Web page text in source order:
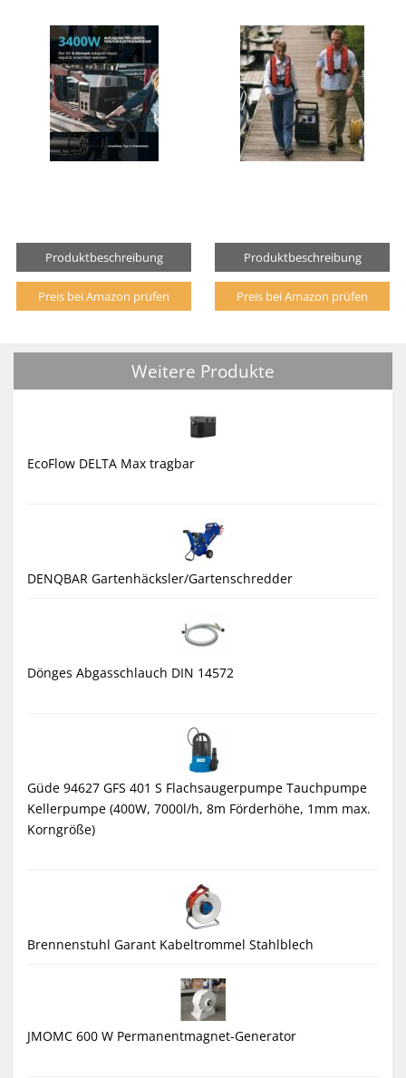
Produktbeschreibung
Preis bei Amazon prüfen
Produktbeschreibung
Preis bei Amazon prüfen
Weitere Produkte
EcoFlow DELTA Max tragbar
DENQBAR Gartenhäcksler/Gartenschredder
Dönges Abgasschlauch DIN 14572
Güde 94627 GFS 401 S Flachsaugerpumpe Tauchpumpe
Kellerpumpe (400W, 7000l/h, 8m Förderhöhe, 1mm max.
Korngröße)
Brennenstuhl Garant Kabeltrommel Stahlblech
JMOMC 600 W Permanentmagnet-Generator